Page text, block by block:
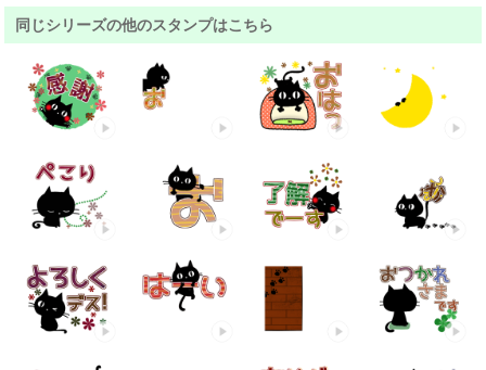
同じシリーズの他のスタンプはこちら